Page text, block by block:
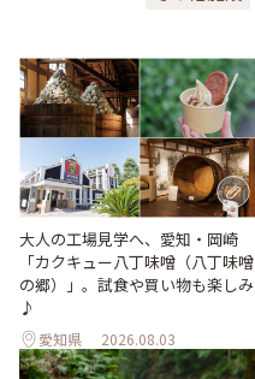
大人の工場見学へ、愛知・岡崎
「カクキュー八丁味噌（八丁味噌
の郷）」。試食や買い物も楽しみ
♪
愛知県 2026.08.03